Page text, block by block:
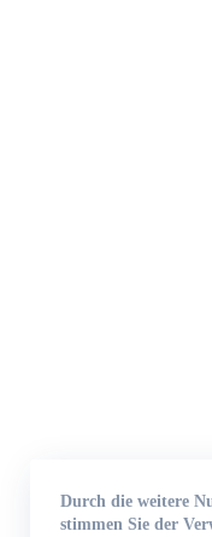
Durch die weitere
stimmen Sie der